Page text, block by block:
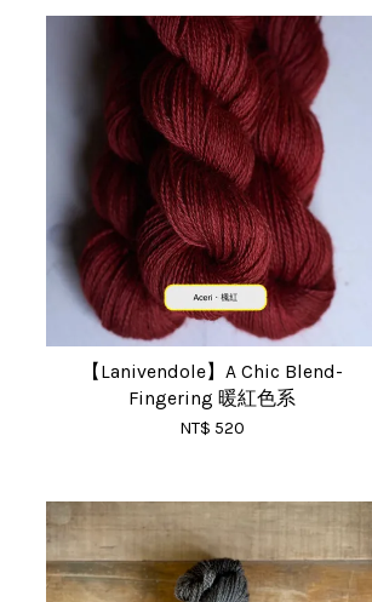
【Lanivendole】A Chic Blend-
Fingering 暖紅色系
NT$ 520